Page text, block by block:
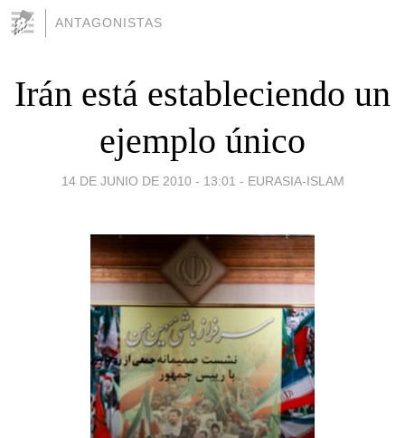
ANTAGONISTAS
Irán está estableciendo un
ejemplo único
14 DE JUNIO DE 2010 - 13:01 - EURASIA-ISLAM